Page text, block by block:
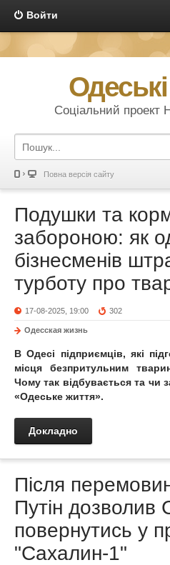
Войти
Соціальний проект
Повна версія сайту
Подушки та
забороною: як
бізнесменів
турботу про
17-08-2025, 19:00 302
Одесская жизнь
В Одесі підприємців, які
місця безпритульним
Чому так відбувається та чи
«Одеське життя».
Докладно
Після
Путін
повернутись у
"Сахалин-1"